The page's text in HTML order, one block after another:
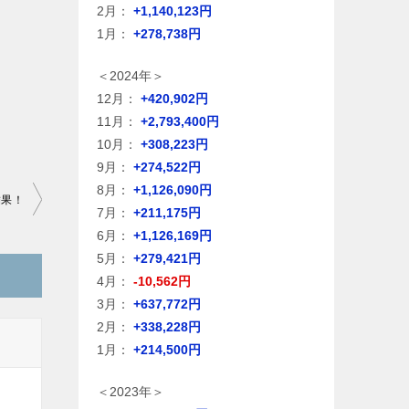
！
2月：
+1,140,123円
1月：
+278,738円
＜2024年＞
12月：
+420,902円
11月：
+2,793,400円
10月：
+308,223円
9月：
+274,522円
8月：
+1,126,090円
7月：
+211,175円
6月：
+1,126,169円
5月：
+279,421円
4月：
-10,562円
3月：
+637,772円
2月：
+338,228円
1月：
+214,500円
＜2023年＞